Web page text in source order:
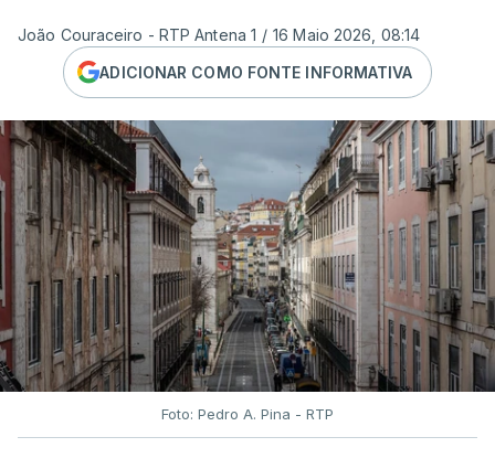
João Couraceiro - RTP Antena 1 / 16 Maio 2026, 08:14
ADICIONAR COMO FONTE INFORMATIVA
Foto: Pedro A. Pina - RTP